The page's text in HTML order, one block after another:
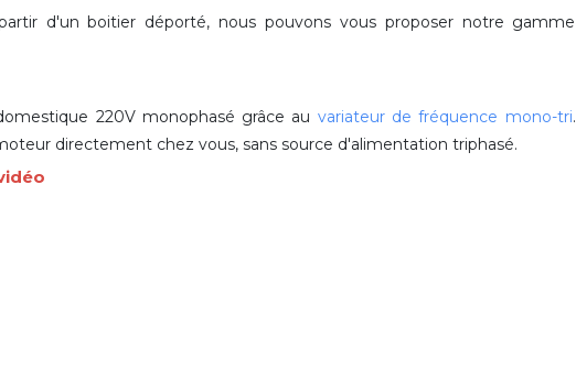
d'un boitier déporté, nous pouvons vous proposer notre gamme
220V monophasé grâce au variateur de fréquence mono-tri.
directement chez vous, sans source d'alimentation triphasé.